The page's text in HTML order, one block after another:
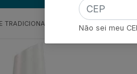
TRADICIONAL ESMALTE RISQUÉ
Não sei meu